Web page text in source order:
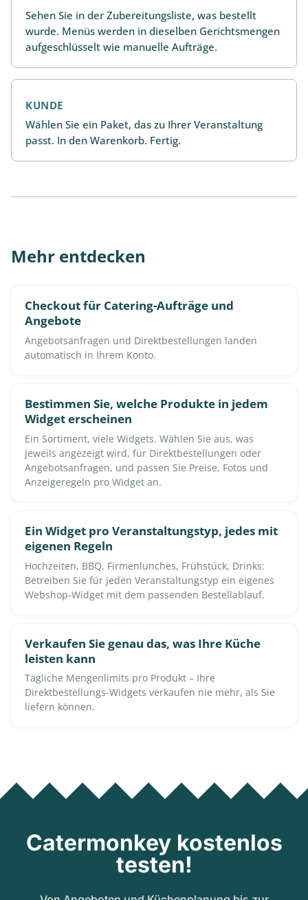
Sehen Sie in der Zubereitungsliste, was bestellt
wurde. Menüs werden in dieselben Gerichtsmengen
aufgeschlüsselt wie manuelle Aufträge.
KUNDE
Wählen Sie ein Paket, das zu Ihrer Veranstaltung
passt. In den Warenkorb. Fertig.
Mehr entdecken
Checkout für Catering-Aufträge und
Angebote
Angebotsanfragen und Direktbestellungen landen
automatisch in Ihrem Konto.
Bestimmen Sie, welche Produkte in jedem
Widget erscheinen
Ein Sortiment, viele Widgets. Wählen Sie aus, was
jeweils angezeigt wird, für Direktbestellungen oder
Angebotsanfragen, und passen Sie Preise, Fotos und
Anzeigeregeln pro Widget an.
Ein Widget pro Veranstaltungstyp, jedes mit
eigenen Regeln
Hochzeiten, BBQ, Firmenlunches, Frühstück, Drinks:
Betreiben Sie für jeden Veranstaltungstyp ein eigenes
Webshop-Widget mit dem passenden Bestellablauf.
Verkaufen Sie genau das, was Ihre Küche
leisten kann
Tägliche Mengenlimits pro Produkt – Ihre
Direktbestellungs-Widgets verkaufen nie mehr, als Sie
liefern können.
Catermonkey kostenlos
testen!